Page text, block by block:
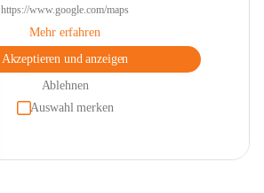
https://www.google.com/maps
Mehr erfahren
Akzeptieren und anzeigen
Ablehnen
Auswahl merken